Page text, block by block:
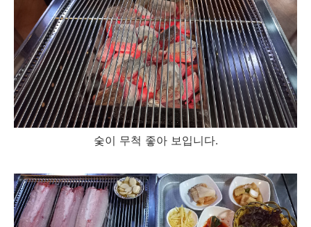
숯이 무척 좋아 보입니다.